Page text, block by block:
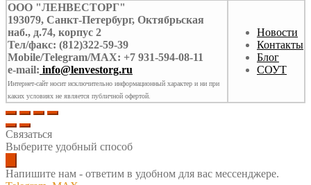
ООО "ЛЕНВЕСТОРГ"
193079, Санкт-Петербург, Октябрьская
наб., д.74, корпус 2
Тел/факс: (812)322-59-39
Mobile/Telegram/MAX: +7 931-594-08-11
e-mail: info@lenvestorg.ru
Интернет-сайт носит исключительно информационный характер и ни при
каких условиях не является публичной офертой.
Новости
Контакты
Блог
СОУТ
Связаться
Выберите удобный способ
Напишите нам - ответим в удобном для вас мессенджере.